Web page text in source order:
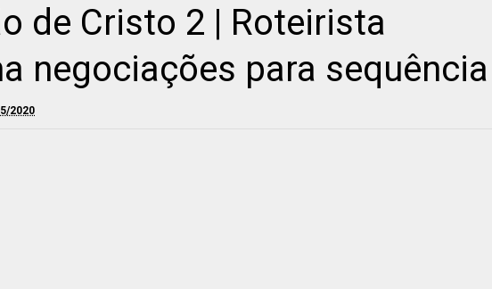
de Cristo 2 | Roteirista
negociações para sequência
2020